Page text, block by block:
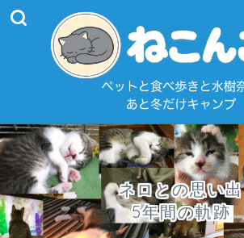
ネロとの思い出
5年間の軌跡